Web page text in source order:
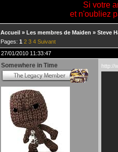
Si votre
et n'oubliez
Accueil » Les membres de Maiden » Steve
Pages: 1 2 3 4 Suivant
27/01/2010 11:33:47
Somewhere in Time http://